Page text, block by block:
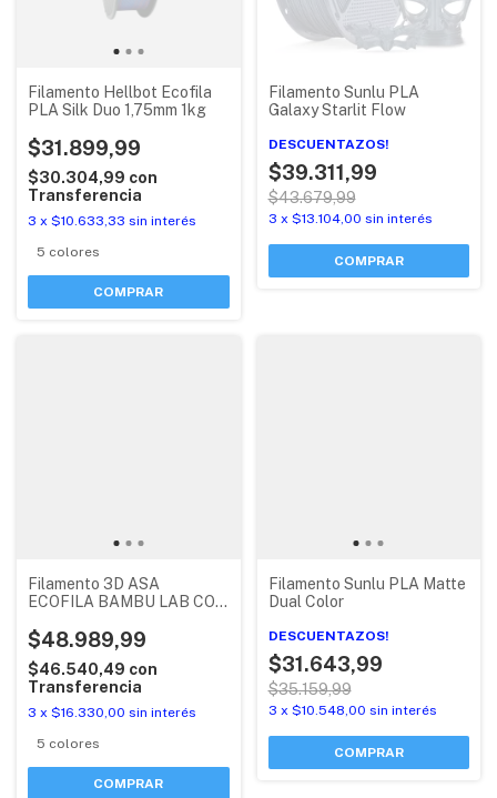
Filamento Hellbot Ecofila
PLA Silk Duo 1,75mm 1kg
$31.899,99
$30.304,99 con
Transferencia
3 x $10.633,33 sin interés
5 colores
COMPRAR
Filamento Sunlu PLA
Galaxy Starlit Flow
DESCUENTAZOS!
$39.311,99
$43.679,99
3 x $13.104,00 sin interés
Filamento 3D ASA
ECOFILA BAMBU LAB CON
$48.989,99
$46.540,49 con
Transferencia
3 x $16.330,00 sin interés
5 colores
COMPRAR
Filamento Sunlu PLA Matte
Dual Color
DESCUENTAZOS!
$31.643,99
$35.159,99
3 x $10.548,00 sin interés
COMPRAR